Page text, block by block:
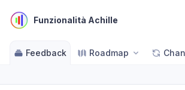
Funzionalità Achille
Feedback Roadmap